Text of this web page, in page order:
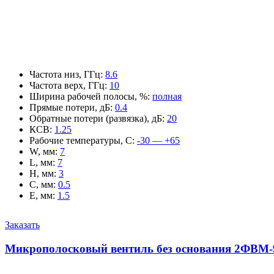
Частота низ, ГГц: 8.6
Частота верх, ГГц: 10
Ширина рабочей полосы, %: полная
Прямые потери, дБ: 0.4
Обратные потери (развязка), дБ: 20
КСВ: 1.25
Рабочие температуры, С: -30 — +65
W, мм: 7
L, мм: 7
H, мм: 3
C, мм: 0.5
E, мм: 1.5
Заказать
Микрополосковый вентиль без основания